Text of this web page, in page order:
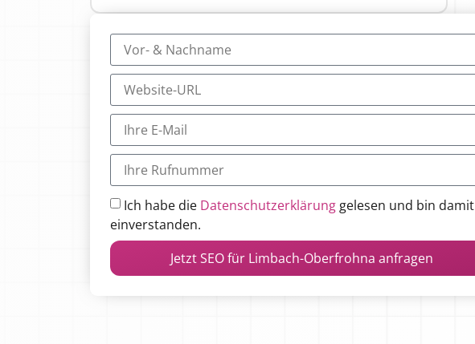
Ich habe die Datenschutzerklärung gelesen und bin damit
einverstanden.
Jetzt SEO für Limbach-Oberfrohna anfragen